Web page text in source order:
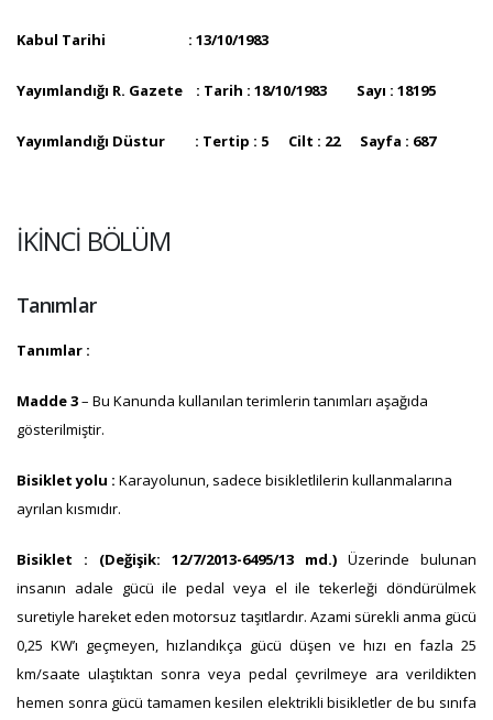
Kabul Tarihi : 13/10/1983
Yayımlandığı R. Gazete : Tarih : 18/10/1983 Sayı : 18195
Yayımlandığı Düstur : Tertip : 5 Cilt : 22 Sayfa : 687
İKİNCİ BÖLÜM
Tanımlar
Tanımlar :
Madde 3– Bu Kanunda kullanılan terimlerin tanımları aşağıda
gösterilmiştir.
Bisiklet yolu : Karayolunun, sadece bisikletlilerin kullanmalarına
ayrılan kısmıdır.
Bisiklet : (Değişik: 12/7/2013-6495/13 md.) Üzerinde bulunan
insanın adale gücü ile pedal veya el ile tekerleği döndürülmek
suretiyle hareket eden motorsuz taşıtlardır. Azami sürekli anma gücü
0,25 KW’ı geçmeyen, hızlandıkça gücü düşen ve hızı en fazla 25
km/saate ulaştıktan sonra veya pedal çevrilmeye ara verildikten
hemen sonra gücü tamamen kesilen elektrikli bisikletler de bu sınıfa